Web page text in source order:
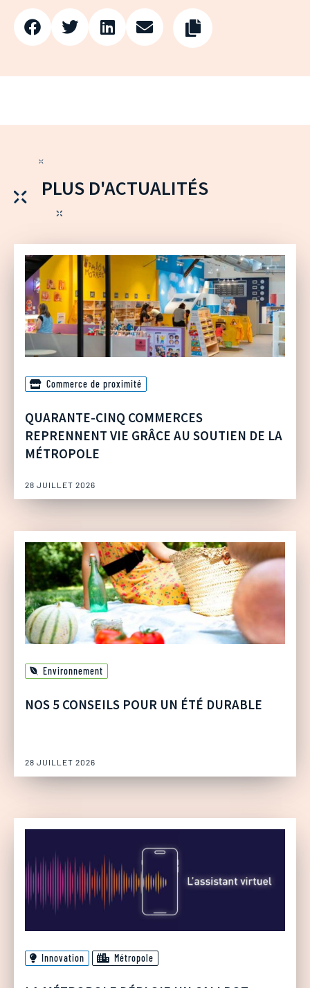
PLUS D'ACTUALITÉS
Commerce de proximité
QUARANTE-CINQ COMMERCES
REPRENNENT VIE GRÂCE AU SOUTIEN DE LA
MÉTROPOLE
28 JUILLET 2026
Environnement
NOS 5 CONSEILS POUR UN ÉTÉ DURABLE
28 JUILLET 2026
Innovation Métropole